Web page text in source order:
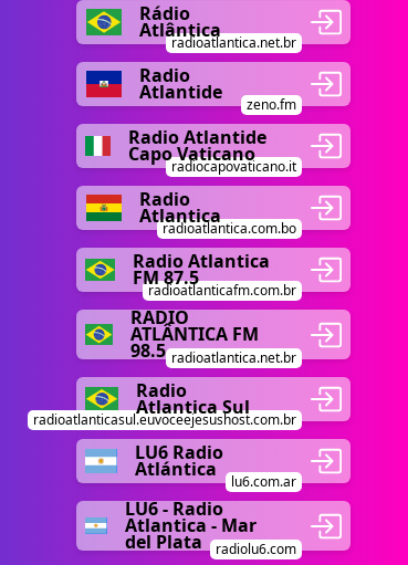
Rádio
Atlântica
radioatlantica.net.br
Radio
Atlantide
zeno.fm
Radio Atlantide
Capo Vaticano
radiocapovaticano.it
Radio
Atlantica
radioatlantica.com.bo
Radio Atlantica
FM 87.5
radioatlanticafm.com.br
RADIO
ATLÂNTICA FM
98.5 radioatlantica.net.br
Radio
Atlantica Sul
radioatlanticasul.euvoceejesushost.com.br
LU6 Radio
Atlántica
lu6.com.ar
LU6 - Radio
Atlantica - Mar
del Plata radiolu6.com